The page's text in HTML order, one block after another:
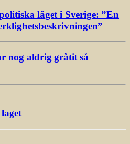
läget i Sverige: ”En
nog aldrig gråtit så